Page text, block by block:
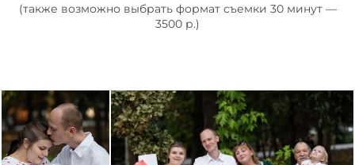
(также возможно выбрать формат съемки 30 минут —
3500 р.)